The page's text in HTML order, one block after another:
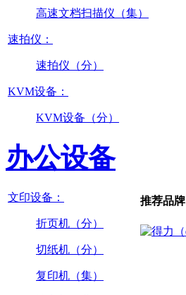
高速文档扫描仪（集）
速拍仪：
速拍仪（分）
KVM设备：
KVM设备（分）
办公设备
文印设备：
折页机（分）
切纸机（分）
复印机（集）
推荐品牌